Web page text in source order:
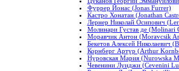
Фуррер Йонас (Jonas Furrer)
Кастро Хонатан (Jonathan
Лернер Николай Осипович
Молинари Густав де (Molinari
Моравчик Антон (Moravcsik
Бекетов Алексей Николаевич
Корнберг Артур (Arthur
Нуровская Мария (Nurowska
Чевенини Луиджи (Cevenini